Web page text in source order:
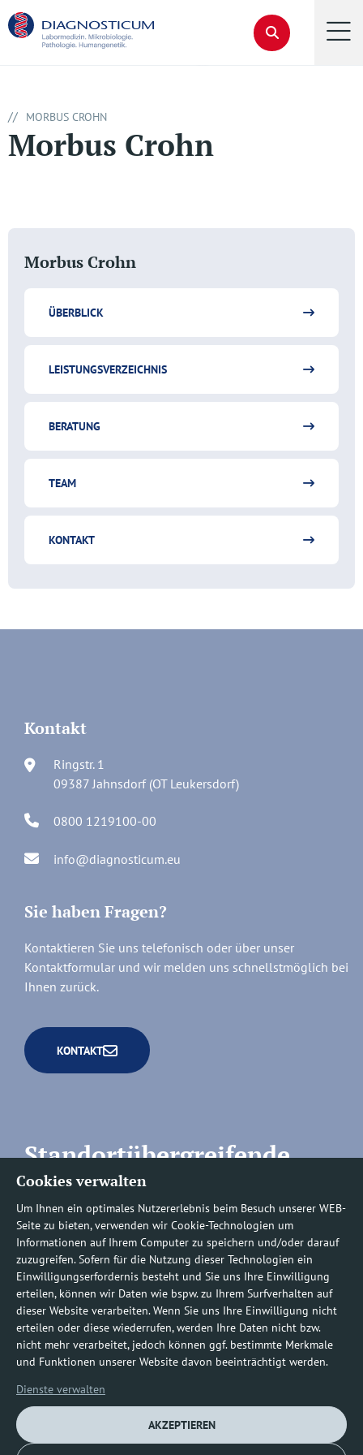
Cookies verwalten
Um Ihnen ein optimales Nutzererlebnis beim Besuch unserer WEB-
Seite zu bieten, verwenden wir Cookie-Technologien um
Informationen auf Ihrem Computer zu speichern und/oder darauf
zuzugreifen. Sofern für die Nutzung dieser Technologien ein
Einwilligungserfordernis besteht und Sie uns Ihre Einwilligung
erteilen, können wir Daten wie bspw. zu Ihrem Surfverhalten auf
dieser Website verarbeiten. Wenn Sie uns Ihre Einwilligung nicht
erteilen oder diese wiederrufen, werden Ihre Daten nicht bzw.
nicht mehr verarbeitet, jedoch können ggf. bestimmte Merkmale
und Funktionen unserer Website davon beeinträchtigt werden.
Dienste verwalten
AKZEPTIEREN
Morbus Crohn
ÜBERBLICK
LEISTUNGSVERZEICHNIS
BERATUNG
TEAM
KONTAKT
// MORBUS CROHN
Morbus Crohn
Kontakt
Ringstr. 1
09387 Jahnsdorf (OT Leukersdorf)
0800 1219100-00
info@diagnosticum.eu
Sie haben Fragen?
Kontaktieren Sie uns telefonisch oder über unser
Kontaktformular und wir melden uns schnellstmöglich bei
Ihnen zurück.
KONTAKT
Standortübergreifende
Rufnummern
Befundauskünfte/
Nachforderungen
0800 1219100-10